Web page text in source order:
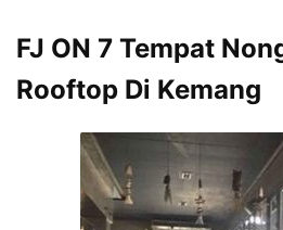
FJ ON 7 Tempat
Rooftop Di Kemang